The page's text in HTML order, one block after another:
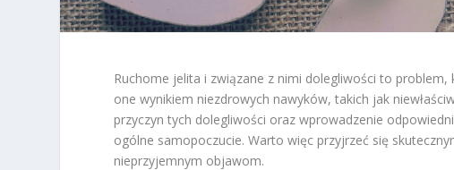
Ruchome jelita i związane z nimi dolegliwości to
one wynikiem niezdrowych nawyków, takich jak
przyczyn tych dolegliwości oraz wprowadzenie
ogólne samopoczucie. Warto więc przyjrzeć się
nieprzyjemnym objawom.